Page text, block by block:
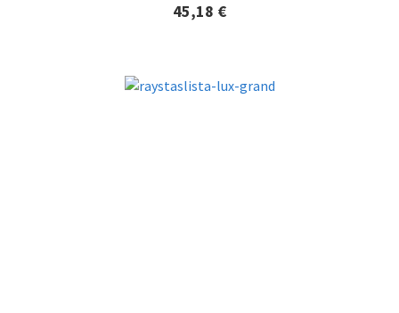
45,18 €
Lisätiedot ja tilaaminen